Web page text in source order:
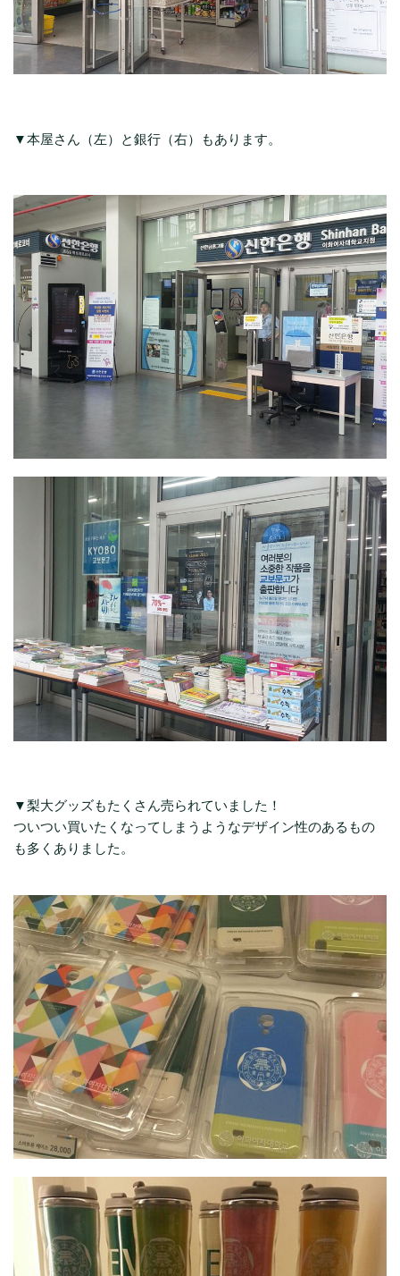
▼本屋さん（左）と銀行（右）もあります。
▼梨大グッズもたくさん売られていました！
ついつい買いたくなってしまうようなデザイン性のあるもの
も多くありました。